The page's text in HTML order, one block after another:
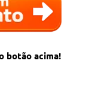
botão acima!